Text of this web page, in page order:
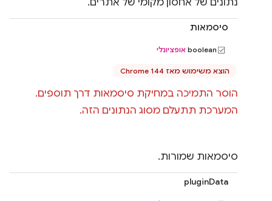
נתונים של אחסון מקומי של אתרים.
סיסמאות
‫boolean אופציונלי
הוצא משימוש מאז Chrome 144
הוסר התמיכה במחיקת סיסמאות דרך תוספים.
המערכת תתעלם מסוג הנתונים הזה.
סיסמאות שמורות.
pluginData